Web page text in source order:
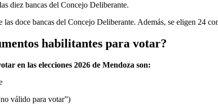
diez bancas del Concejo Deliberante.
las doce bancas del Concejo Deliberante. Además, se eligen 24
habilitantes para votar?
en las elecciones 2026 de Mendoza son:
válido para votar”)